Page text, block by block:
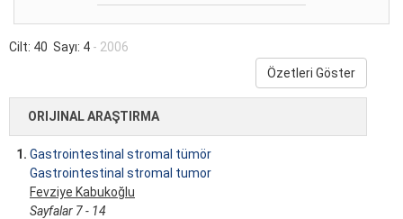
Cilt: 40 Sayı: 4 - 2006
Özetleri Göster
ORIJINAL ARAŞTIRMA
1. Gastrointestinal stromal tümör
Gastrointestinal stromal tumor
Fevziye Kabukoğlu
Sayfalar 7 - 14